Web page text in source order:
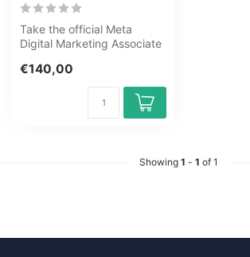
Take the official Meta
Digital Marketing Associate
authorised Ce...
€140,00
Showing 1 - 1 of 1